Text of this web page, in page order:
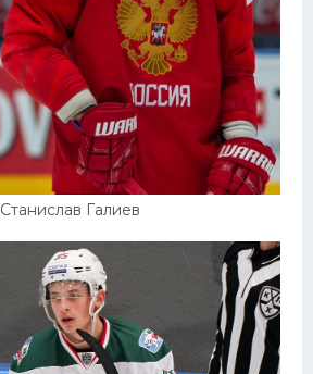
Станислав Галиев